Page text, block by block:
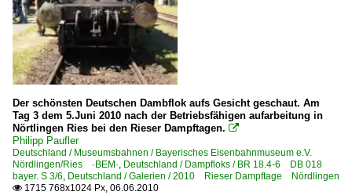
E 18 BR 118 · DR 218
E 44 BR 144 · DR 244
E-Loks | Drehstrom | 91 80
6 101 BR 101 Lokportraits
6 101 BR 101 Werbeloks
6 120 BR 120.1
6 145 BR 145 ·Traxx AC·
Der schönsten Deutschen Dambflok aufs Gesicht geschaut. Am
Tag 3 dem 5.Juni 2010 nach der Betriebsfähigen aufarbeitung in
Nörtlingen Ries bei den Rieser Dampftagen. 
Philipp Paufler
Deutschland / Museumsbahnen / Bayerisches Eisenbahnmuseum e.V.
Nördlingen/Ries ·BEM·, Deutschland / Dampfloks / BR 18.4-6 DB 018
bayer. S 3/6, Deutschland / Galerien / 2010 Rieser Dampftage Nördlingen
 1715 768x1024 Px, 06.06.2010